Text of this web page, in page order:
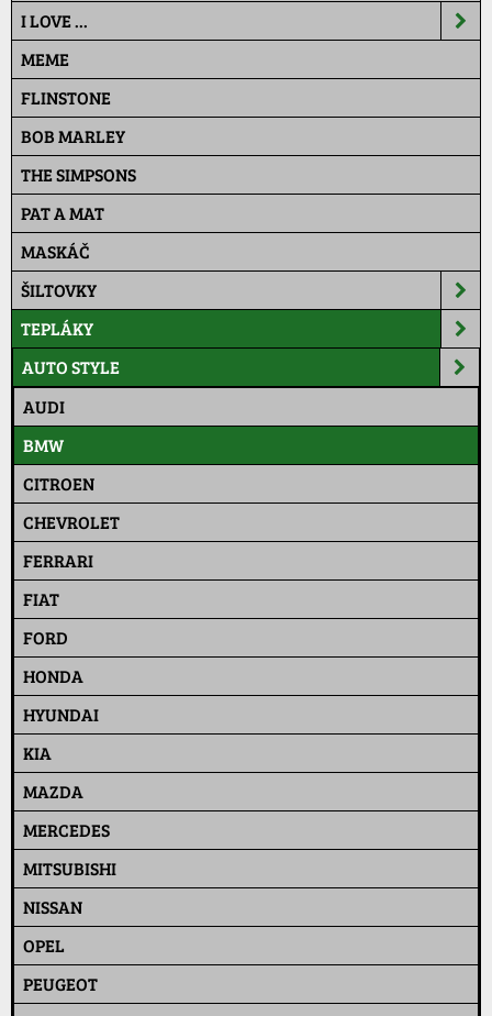
I LOVE ...
MEME
FLINSTONE
BOB MARLEY
THE SIMPSONS
PAT A MAT
MASKÁČ
ŠILTOVKY
TEPLÁKY
AUTO STYLE
AUDI
BMW
CITROEN
CHEVROLET
FERRARI
FIAT
FORD
HONDA
HYUNDAI
KIA
MAZDA
MERCEDES
MITSUBISHI
NISSAN
OPEL
PEUGEOT